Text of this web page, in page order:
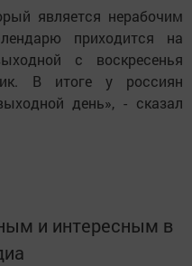
является нерабочим
приходится на
с воскресенья
В итоге у россиян
день», - сказал
и интересным в